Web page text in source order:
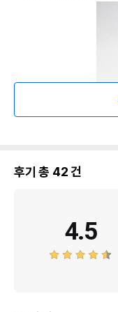
3. 많은 분들이
후기 총 42건
4.5